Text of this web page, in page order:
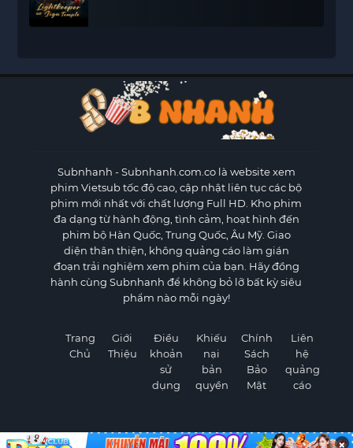
Subnhanh - Subnhanh.com.co là website xem
phim Vietsub tốc độ cao, cập nhật liên tục các bộ
phim mới nhất với chất lượng Full HD. Kho phim
đa dạng từ hành động, tình cảm, hoạt hình đến
phim bộ Hàn Quốc, Trung Quốc, Âu Mỹ. Giao
diện thân thiện, không quảng cáo làm gián
đoạn trải nghiệm xem phim của bạn. Hãy đồng
hành cùng Subnhanh để không bỏ lỡ bất kỳ siêu
phẩm nào mỗi ngày!
Trang
Chủ
Giới
Thiệu
Điều
khoản
sử
dụng
Khiếu
nại
bản
quyền
Chính
Sách
Bảo
Mật
Liên
hệ
quảng
cáo